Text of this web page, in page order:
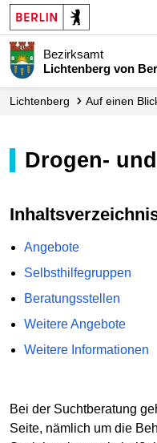
Bezirksamt
Lichtenberg von
Lichtenberg Auf einen
Drogen-
Angebote
Selbsthilfegruppen
Beratungsstellen
Weitere Angebote
Weitere Informationen
Bei der Suchtberatung
Seite, nämlich um die